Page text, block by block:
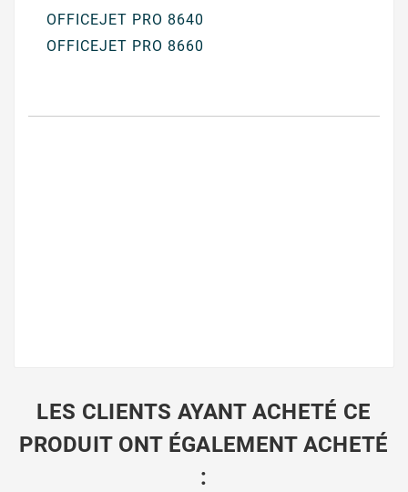
OFFICEJET PRO 8640
OFFICEJET PRO 8660
LES CLIENTS AYANT ACHETÉ CE
PRODUIT ONT ÉGALEMENT ACHETÉ
: